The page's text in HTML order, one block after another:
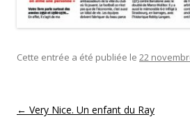
Cette entrée a été publiée le 22
Navigation
← Very Nice. Un enfant du Ray